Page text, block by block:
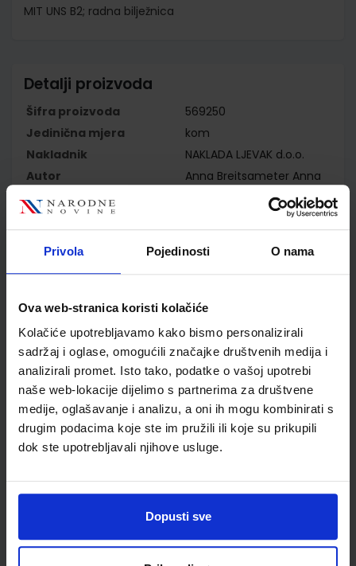
Privola Pojedinosti O nama
Ova web-stranica koristi kolačiće
Kolačiće upotrebljavamo kako bismo personalizirali
sadržaj i oglase, omogućili značajke društvenih medija i
analizirali promet. Isto tako, podatke o vašoj upotrebi
naše web-lokacije dijelimo s partnerima za društvene
medije, oglašavanje i analizu, a oni ih mogu kombinirati s
drugim podacima koje ste im pružili ili koje su prikupili
dok ste upotrebljavali njihove usluge.
Dopusti sve
MIT UNS B2; radna bilježnica
Detalji proizvoda
Šifra proizvoda
569250
Jedinična mjera
kom
Nakladnik
NAKLADA LJEVAK d.o.o.
Autor
Anna Breitsameter Anna
Školski razred
40 4.RAZRED SŠ
Vrsta školske knjige
RADNA BILJEŽNICA
Vrsta škole
Reg br min
7401-DOM
Newsletter prijava